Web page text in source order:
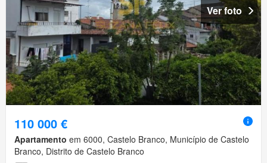
Ver foto
110 000 €
Apartamento em 6000, Castelo Branco, Município de Castelo
Branco, Distrito de Castelo Branco